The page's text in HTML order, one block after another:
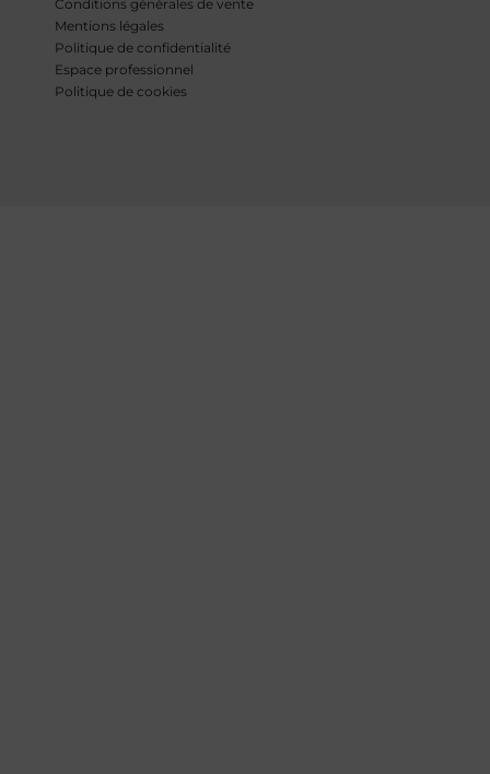
Conditions générales de vente
Mentions légales
Politique de confidentialité
Espace professionnel
Politique de cookies